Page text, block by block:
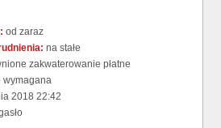
od zaraz
na stałe
zakwaterowanie płatne
wymagana
2018 22:42